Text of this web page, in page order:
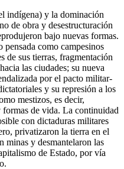
indígena) y la dominación
de obra y desestructuración
bajo nuevas formas.
como campesinos
de sus tierras, fragmentación
las ciudades; su nueva
por el pacto militar-
y su represión a los
mestizos, es decir,
de vida. La continuidad
con dictaduras militares
privatizaron la tierra en el
minas y desmantelaron las
de Estado, por vía